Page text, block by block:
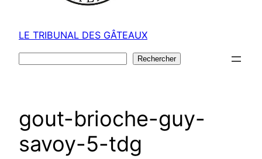
LE TRIBUNAL DES GÂTEAUX
Rechercher
gout-brioche-guy-
savoy-5-tdg